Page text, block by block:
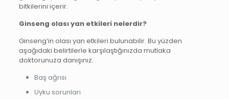
bitkilerini içerir.
Ginseng olası yan etkileri nelerdir?
Ginseng’in olası yan etkileri bulunabilir. Bu yüzden
aşağıdaki belirtilerle karşılaştığınızda mutlaka
doktorunuza danışınız.
Baş ağrısı
Uyku sorunları